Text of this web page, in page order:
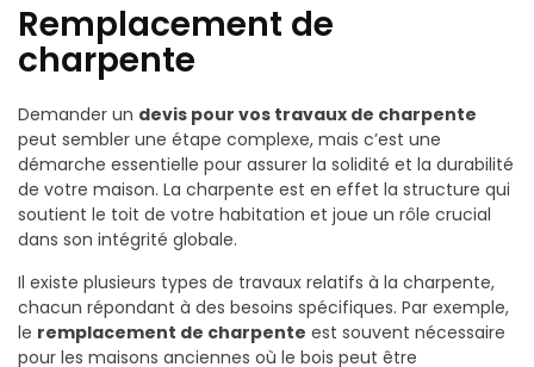
Remplacement de
charpente
Demander un devis pour vos travaux de charpente
peut sembler une étape complexe, mais c’est une
démarche essentielle pour assurer la solidité et la durabilité
de votre maison. La charpente est en effet la structure qui
soutient le toit de votre habitation et joue un rôle crucial
dans son intégrité globale.
Il existe plusieurs types de travaux relatifs à la charpente,
chacun répondant à des besoins spécifiques. Par exemple,
le remplacement de charpente est souvent nécessaire
pour les maisons anciennes où le bois peut être